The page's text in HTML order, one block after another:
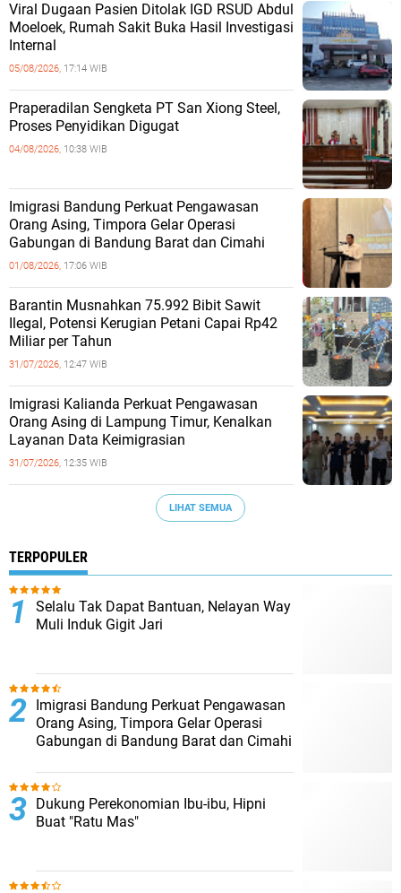
Viral Dugaan Pasien Ditolak IGD RSUD Abdul
Moeloek, Rumah Sakit Buka Hasil Investigasi
Internal
05/08/2026, 17:14 WIB
Praperadilan Sengketa PT San Xiong Steel,
Proses Penyidikan Digugat
04/08/2026, 10:38 WIB
Imigrasi Bandung Perkuat Pengawasan
Orang Asing, Timpora Gelar Operasi
Gabungan di Bandung Barat dan Cimahi
01/08/2026, 17:06 WIB
Barantin Musnahkan 75.992 Bibit Sawit
Ilegal, Potensi Kerugian Petani Capai Rp42
Miliar per Tahun
31/07/2026, 12:47 WIB
Imigrasi Kalianda Perkuat Pengawasan
Orang Asing di Lampung Timur, Kenalkan
Layanan Data Keimigrasian
31/07/2026, 12:35 WIB
LIHAT SEMUA
TERPOPULER
Selalu Tak Dapat Bantuan, Nelayan Way
Muli Induk Gigit Jari
Imigrasi Bandung Perkuat Pengawasan
Orang Asing, Timpora Gelar Operasi
Gabungan di Bandung Barat dan Cimahi
Dukung Perekonomian Ibu-ibu, Hipni
Buat "Ratu Mas"